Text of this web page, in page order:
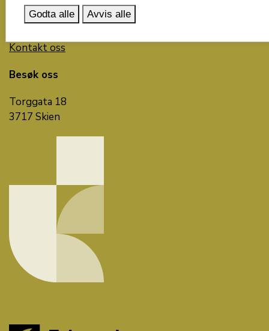
Telefon: 35 91 70 00
Kontakt oss
Besøk oss
Torggata 18
3717 Skien
Godta alle Avvis alle